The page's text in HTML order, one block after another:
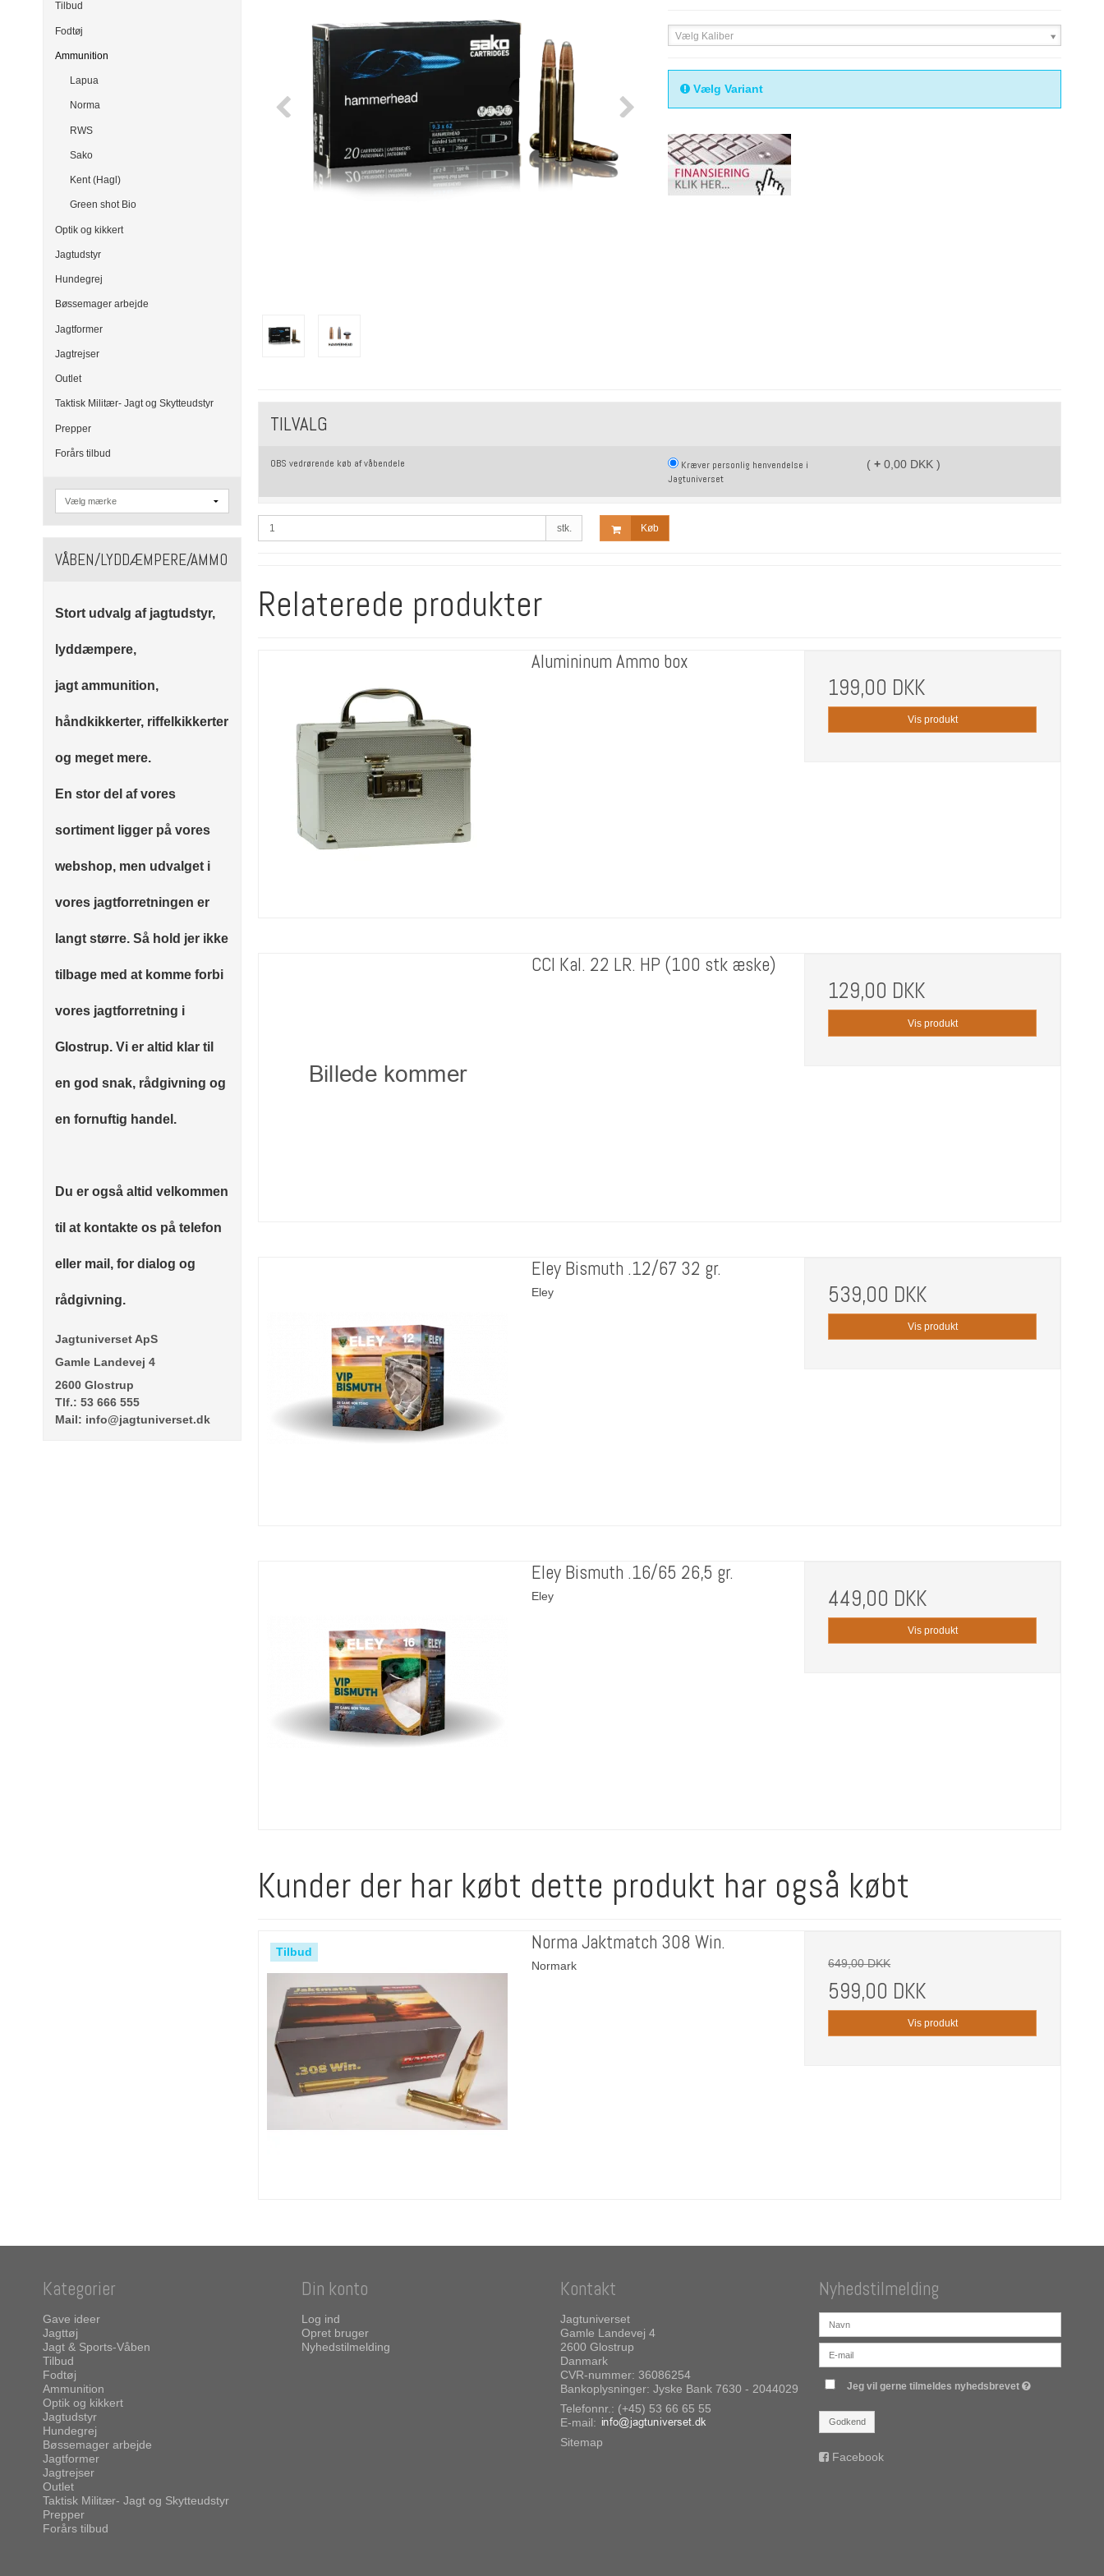
Tilbud
Fodtøj
Ammunition
Lapua
Norma
RWS
Sako
Kent (Hagl)
Green shot Bio
Optik og kikkert
Jagtudstyr
Hundegrej
Bøssemager arbejde
Jagtformer
Jagtrejser
Outlet
Taktisk Militær- Jagt og Skytteudstyr
Prepper
Forårs tilbud
VÅBEN/LYDDÆMPERE/AMMO
Stort udvalg af jagtudstyr,
lyddæmpere,
jagt ammunition,
håndkikkerter, riffelkikkerter
og meget mere.
En stor del af vores
sortiment ligger på vores
webshop, men udvalget i
vores jagtforretningen er
langt større. Så hold jer ikke
tilbage med at komme forbi
vores jagtforretning i
Glostrup. Vi er altid klar til
en god snak, rådgivning og
en fornuftig handel.
Du er også altid velkommen
til at kontakte os på telefon
eller mail, for dialog og
rådgivning.
Jagtuniverset ApS
Gamle Landevej 4
2600 Glostrup
Tlf.: 53 666 555
Mail: info@jagtuniverset.dk
Vælg Kaliber
Vælg Variant
TILVALG
OBS vedrørende køb af våbendele
Jagtuniverset
(+ 0,00 DKK )
stk. Køb
Relaterede produkter
Alumininum Ammo box
199,00 DKK
Vis produkt
CCI Kal. 22 LR. HP (100 stk æske)
129,00 DKK
Vis produkt
Eley Bismuth .12/67 32 gr.
Eley 539,00 DKK
Vis produkt
Eley Bismuth .16/65 26,5 gr.
Eley 449,00 DKK
Vis produkt
Kunder der har købt dette produkt har også købt
Tilbud Norma Jaktmatch 308 Win.
Normark 649,00 DKK
599,00 DKK
Vis produkt
Kategorier
Gave ideer
Jagttøj
Jagt & Sports-Våben
Tilbud
Fodtøj
Ammunition
Optik og kikkert
Jagtudstyr
Hundegrej
Bøssemager arbejde
Jagtformer
Jagtrejser
Outlet
Taktisk Militær- Jagt og Skytteudstyr
Prepper
Forårs tilbud
Din konto
Log ind
Opret bruger
Nyhedstilmelding
Kontakt
Jagtuniverset
Gamle Landevej 4
2600 Glostrup
Danmark
CVR-nummer: 36086254
Bankoplysninger: Jyske Bank 7630 - 2044029
Telefonnr.: (+45) 53 66 65 55
E-mail:
Sitemap
Nyhedstilmelding
Jeg vil gerne tilmeldes nyhedsbrevet
Godkend
Facebook